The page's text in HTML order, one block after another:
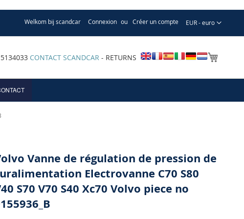
Devise
EUR - euro
Welkom bij scandcar Connexion Créer un compte
CONTACT SCANDCAR - RETURNS
Vanne de régulation de pression de
Electrovanne C70 S80
S70 V70 S40 Xc70 Volvo piece no